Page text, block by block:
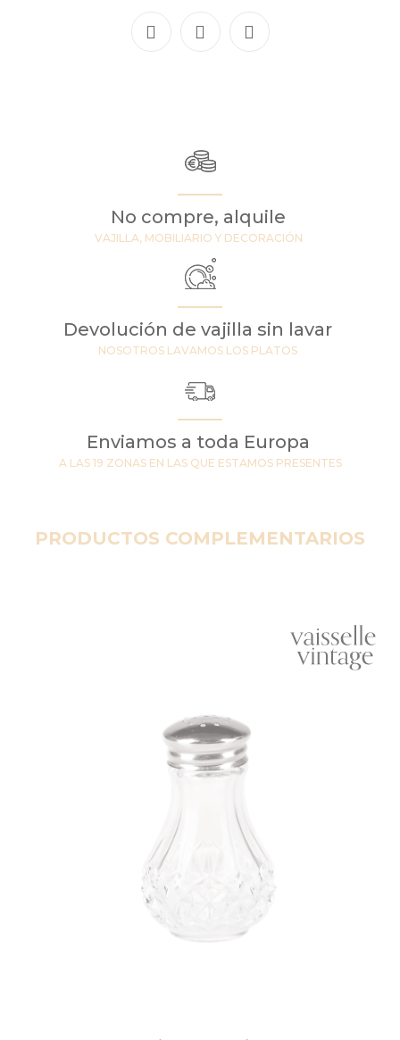
No compre, alquile
VAJILLA, MOBILIARIO Y DECORACIÓN
Devolución de vajilla sin lavar
NOSOTROS LAVAMOS LOS PLATOS
Enviamos a toda Europa
A LAS 19 ZONAS EN LAS QUE ESTAMOS PRESENTES
PRODUCTOS COMPLEMENTARIOS